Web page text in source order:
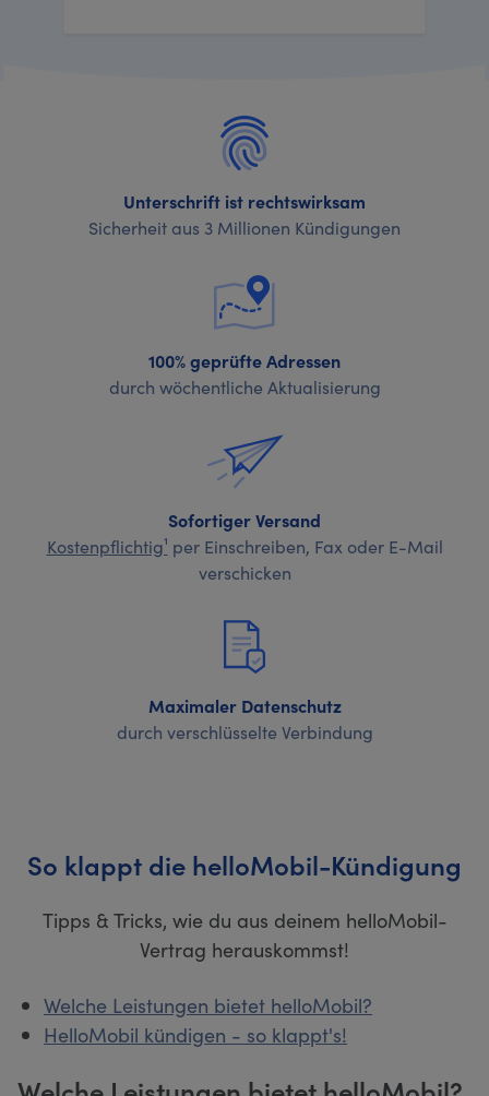
Unterschrift ist rechtswirksam
Sicherheit aus 3 Millionen Kündigungen
100% geprüfte Adressen
durch wöchentliche Aktualisierung
Sofortiger Versand
Kostenpflichtig¹ per Einschreiben, Fax oder E-Mail
verschicken
Maximaler Datenschutz
durch verschlüsselte Verbindung
So klappt die helloMobil-Kündigung
Tipps & Tricks, wie du aus deinem helloMobil-
Vertrag herauskommst!
Welche Leistungen bietet helloMobil?
HelloMobil kündigen - so klappt's!